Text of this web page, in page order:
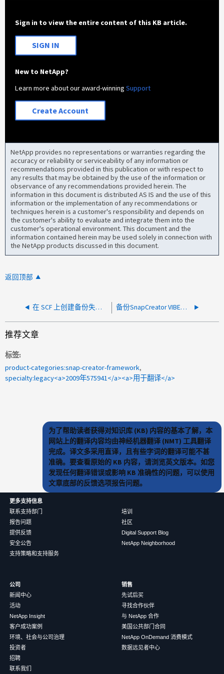
Sign in to view the entire content of this KB article.
SIGN IN
New to NetApp?
Learn more about our award-winningSupport
Create Account
NetApp provides no representations or warranties regarding the
accuracy or reliability or serviceability of any information or
recommendations provided in this publication or with respect to
any results that may be obtained by the use of the information or
observance of any recommendations provided herein. The
information in this document is distributed AS IS and the use of this
information or the implementation of any recommendations or
techniques herein is a customer's responsibility and depends on
the customer's ability to evaluate and integrate them into the
customer's operational environment. This document and the
information contained herein may be used solely in connection with
the NetApp products discussed in this document.
返回顶部
在 SCF 上创建备份失败，错误为"java.net.ConnectException: Connection refused: connect" 备份SnapCreator VIBE插件失败、并显示错误vCenter Server登录失败
推荐文章
标签
product-categories:snap-creator-framework
specialty:legacy<a>2009年575941</a><a>用于翻译</a>
为了帮助读者获得对知识库 (KB) 内容的基本了解，本
网站上的翻译内容均由神经机器翻译 (NMT) 工具翻译
完成。译文多采用直译，且有些字词的翻译可能不甚
准确。要查看原始的 KB 内容，请浏览英文版本。如您
发现任何翻译错误或影响 KB 准确性的问题，可以使用
文章底部的反馈选项报告问题。
更多支持信息
联系支持部门
报告问题
提供反馈
安全公告
支持策略和支持服务
培训
社区
Digital Support Blog
NetApp Neighborhood
公司
新闻中心
活动
NetApp Insight
客户成功案例
环境、社会与公司治理
投资者
招聘
联系我们
销售
先试后买
寻找合作伙伴
与 NetApp 合作
美国公共部门合同
NetApp OnDemand 消费模式
数据远见者中心